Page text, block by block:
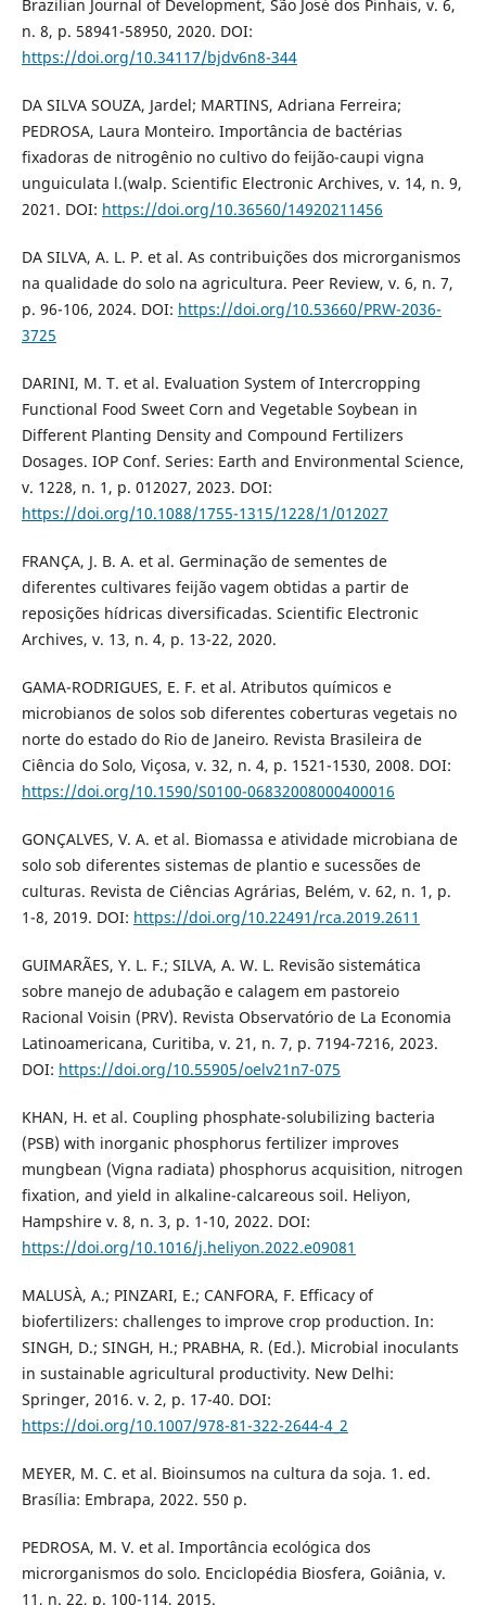
Brazilian Journal of Development, São José dos Pinhais, v. 6,
n. 8, p. 58941-58950, 2020. DOI:
https://doi.org/10.34117/bjdv6n8-344
DA SILVA SOUZA, Jardel; MARTINS, Adriana Ferreira;
PEDROSA, Laura Monteiro. Importância de bactérias
fixadoras de nitrogênio no cultivo do feijão-caupi vigna
unguiculata l.(walp. Scientific Electronic Archives, v. 14, n. 9,
2021. DOI: https://doi.org/10.36560/14920211456
DA SILVA, A. L. P. et al. As contribuições dos microrganismos
na qualidade do solo na agricultura. Peer Review, v. 6, n. 7,
p. 96-106, 2024. DOI: https://doi.org/10.53660/PRW-2036-
3725
DARINI, M. T. et al. Evaluation System of Intercropping
Functional Food Sweet Corn and Vegetable Soybean in
Different Planting Density and Compound Fertilizers
Dosages. IOP Conf. Series: Earth and Environmental Science,
v. 1228, n. 1, p. 012027, 2023. DOI:
https://doi.org/10.1088/1755-1315/1228/1/012027
FRANÇA, J. B. A. et al. Germinação de sementes de
diferentes cultivares feijão vagem obtidas a partir de
reposições hídricas diversificadas. Scientific Electronic
Archives, v. 13, n. 4, p. 13-22, 2020.
GAMA-RODRIGUES, E. F. et al. Atributos químicos e
microbianos de solos sob diferentes coberturas vegetais no
norte do estado do Rio de Janeiro. Revista Brasileira de
Ciência do Solo, Viçosa, v. 32, n. 4, p. 1521-1530, 2008. DOI:
https://doi.org/10.1590/S0100-06832008000400016
GONÇALVES, V. A. et al. Biomassa e atividade microbiana de
solo sob diferentes sistemas de plantio e sucessões de
culturas. Revista de Ciências Agrárias, Belém, v. 62, n. 1, p.
1-8, 2019. DOI: https://doi.org/10.22491/rca.2019.2611
GUIMARÃES, Y. L. F.; SILVA, A. W. L. Revisão sistemática
sobre manejo de adubação e calagem em pastoreio
Racional Voisin (PRV). Revista Observatório de La Economia
Latinoamericana, Curitiba, v. 21, n. 7, p. 7194-7216, 2023.
DOI: https://doi.org/10.55905/oelv21n7-075
KHAN, H. et al. Coupling phosphate-solubilizing bacteria
(PSB) with inorganic phosphorus fertilizer improves
mungbean (Vigna radiata) phosphorus acquisition, nitrogen
fixation, and yield in alkaline-calcareous soil. Heliyon,
Hampshire v. 8, n. 3, p. 1-10, 2022. DOI:
https://doi.org/10.1016/j.heliyon.2022.e09081
MALUSÀ, A.; PINZARI, E.; CANFORA, F. Efficacy of
biofertilizers: challenges to improve crop production. In:
SINGH, D.; SINGH, H.; PRABHA, R. (Ed.). Microbial inoculants
in sustainable agricultural productivity. New Delhi:
Springer, 2016. v. 2, p. 17-40. DOI:
https://doi.org/10.1007/978-81-322-2644-4_2
MEYER, M. C. et al. Bioinsumos na cultura da soja. 1. ed.
Brasília: Embrapa, 2022. 550 p.
PEDROSA, M. V. et al. Importância ecológica dos
microrganismos do solo. Enciclopédia Biosfera, Goiânia, v.
11, n. 22, p. 100-114, 2015.